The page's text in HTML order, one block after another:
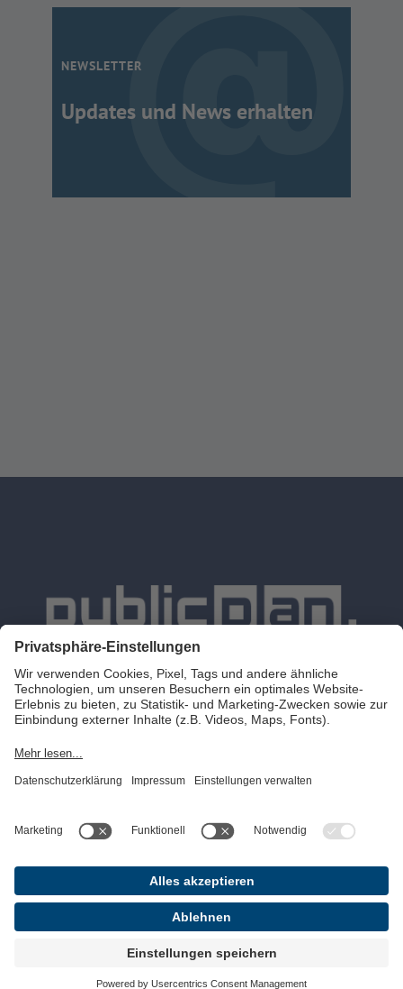
NEWSLETTER
Updates und News erhalten
Leistungen
Lösungen
Karriere
Über uns
Blog
Events
Kontakt
©2025 publicplan. All rights reserved.